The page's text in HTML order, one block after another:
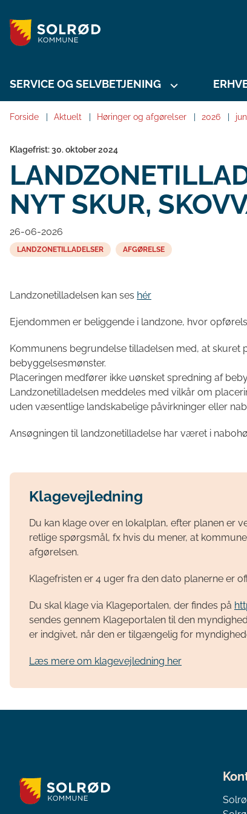
SERVICE OG SELVBETJENING
Forside Aktuelt Høringer og afgørelser 2026 jun
Klagefrist: 30. oktober 2024
NYT SKUR,
26-06-2026
LANDZONETILLADELSER AFGØRELSE
Landzonetilladelsen kan ses hér
Ejendommen er beliggende i landzone, hvor
Kommunens begrundelse tilladelsen med, at
bebyggelsesmønster.
Placeringen medfører ikke uønsket spredning af
Landzonetilladelsen meddeles med vilkår om
uden væsentlige landskabelige påvirkninger eller
Ansøgningen til landzonetilladelse har været i
Klagevejledning
Du kan klage over en lokalplan, efter planen er
retlige spørgsmål, fx hvis du mener, at
afgørelsen.
Klagefristen er 4 uger fra den dato planerne er
Du skal klage via Klageportalen, der findes på
sendes gennem Klageportalen til den
er indgivet, når den er tilgængelig for
Læs mere om klagevejledning her